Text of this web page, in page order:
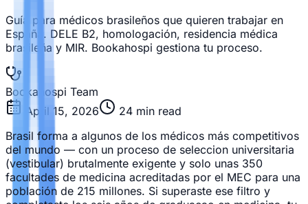
Guía para médicos brasileños que quieren trabajar en
España. DELE B2, homologación, residencia médica
brasileña y MIR. Bookahospi gestiona tu proceso.
Bookahospi Team
April 15, 2026
24 min read
Brasil forma a algunos de los médicos más competitivos
del mundo — con un proceso de seleccion universitaria
(vestibular) brutalmente exigente y solo unas 350
facultades de medicina acreditadas por el MEC para una
población de 215 millones. Si superaste ese filtro y